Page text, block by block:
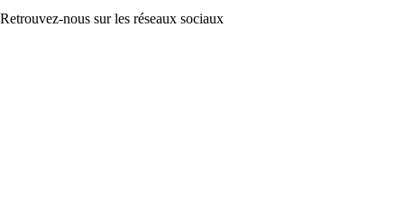
Retrouvez-nous sur les réseaux sociaux